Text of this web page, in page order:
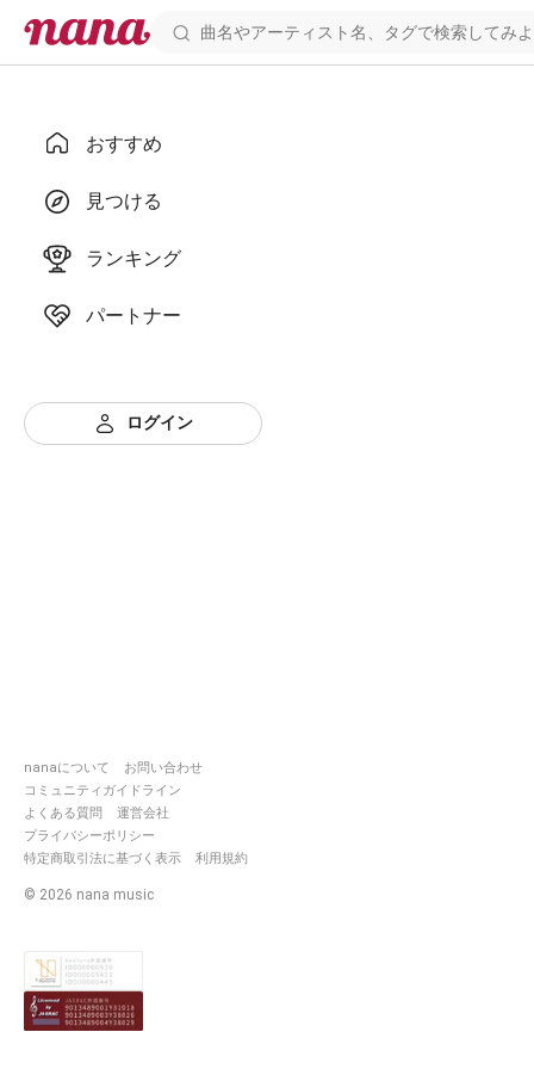
おすすめ
見つける
ランキング
パートナー
ログイン
nanaについて
お問い合わせ
コミュニティガイドライン
よくある質問
運営会社
プライバシーポリシー
特定商取引法に基づく表示
利用規約
© 2026 nana music